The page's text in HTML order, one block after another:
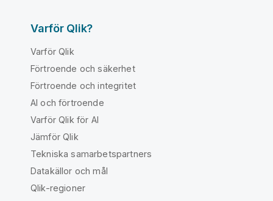
Varför Qlik?
Varför Qlik
Förtroende och säkerhet
Förtroende och integritet
AI och förtroende
Varför Qlik för AI
Jämför Qlik
Tekniska samarbetspartners
Datakällor och mål
Qlik-regioner